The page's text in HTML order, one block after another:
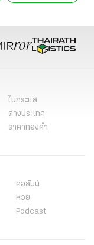
ในกระแส
ต่างประเทศ
ราคาทองคำ
คอลัมน์
หวย
Podcast